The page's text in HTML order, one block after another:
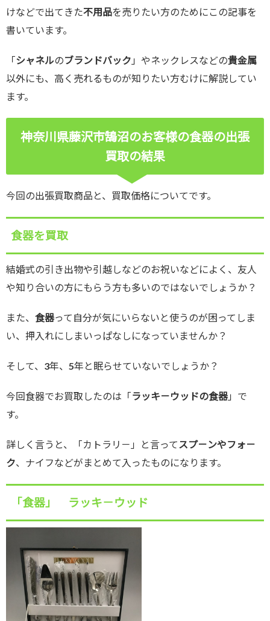
けなどで出てきた不用品を売りたい方のためにこの記事を
書いています。
「シャネルのブランドバック 」やネックレスなどの貴金属
以外にも、高く売れるものが知りたい方むけに解説してい
ます。
神奈川県藤沢市鵠沼のお客様の食器の出張
買取の結果
今回の出張買取商品と、買取価格についてです。
食器を買取
結婚式の引き出物や引越しなどのお祝いなどによく、友人
や知り合いの方にもらう方も多いのではないでしょうか？
また、 食器って自分が気にいらないと使うのが困ってしま
い、押入れにしまいっぱなしになっていませんか？
そして、3年、5年と眠らせていないでしょうか？
今回食器でお買取したのは「ラッキ－ウッドの食器」で
す。
詳しく言うと、「カトラリ－」と言ってスプ－ンやフォ－
ク、ナイフなどがまとめて入ったものになります。
「食器」 ラッキ－ウッド